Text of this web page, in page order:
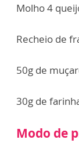
Molho 4
Recheio de
50g de
30g de
Modo de